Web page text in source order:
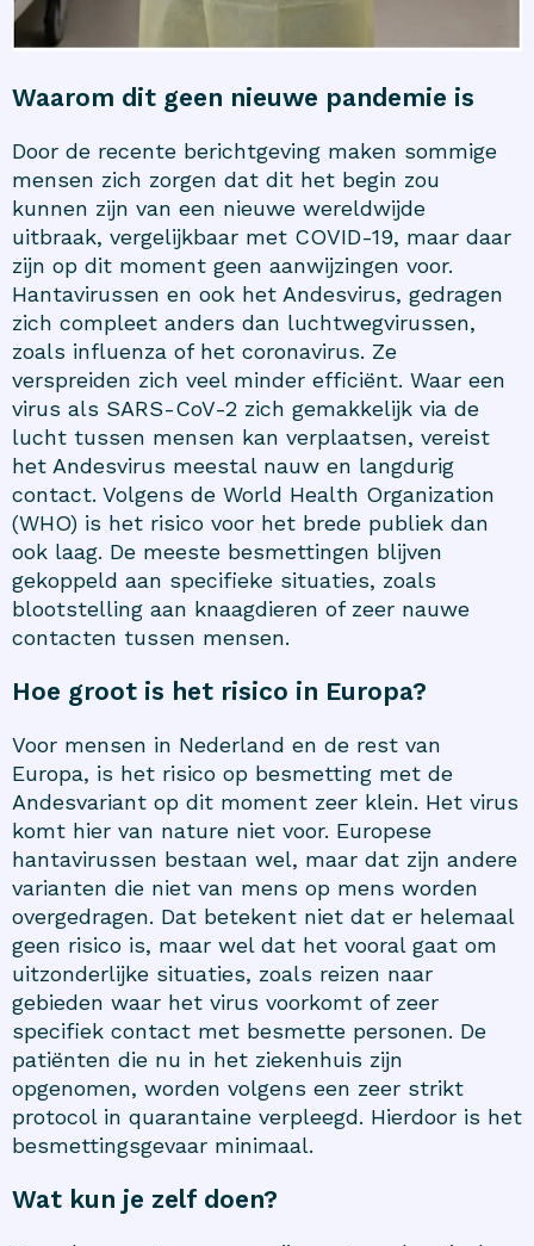
Waarom dit geen nieuwe pandemie is
Door de recente berichtgeving maken sommige
mensen zich zorgen dat dit het begin zou
kunnen zijn van een nieuwe wereldwijde
uitbraak, vergelijkbaar met COVID-19, maar daar
zijn op dit moment geen aanwijzingen voor.
Hantavirussen en ook het Andesvirus, gedragen
zich compleet anders dan luchtwegvirussen,
zoals influenza of het coronavirus. Ze
verspreiden zich veel minder efficiënt. Waar een
virus als SARS-CoV-2 zich gemakkelijk via de
lucht tussen mensen kan verplaatsen, vereist
het Andesvirus meestal nauw en langdurig
contact. Volgens de World Health Organization
(WHO) is het risico voor het brede publiek dan
ook laag. De meeste besmettingen blijven
gekoppeld aan specifieke situaties, zoals
blootstelling aan knaagdieren of zeer nauwe
contacten tussen mensen.
Hoe groot is het risico in Europa?
Voor mensen in Nederland en de rest van
Europa, is het risico op besmetting met de
Andesvariant op dit moment zeer klein. Het virus
komt hier van nature niet voor. Europese
hantavirussen bestaan wel, maar dat zijn andere
varianten die niet van mens op mens worden
overgedragen. Dat betekent niet dat er helemaal
geen risico is, maar wel dat het vooral gaat om
uitzonderlijke situaties, zoals reizen naar
gebieden waar het virus voorkomt of zeer
specifiek contact met besmette personen. De
patiënten die nu in het ziekenhuis zijn
opgenomen, worden volgens een zeer strikt
protocol in quarantaine verpleegd. Hierdoor is het
besmettingsgevaar minimaal.
Wat kun je zelf doen?